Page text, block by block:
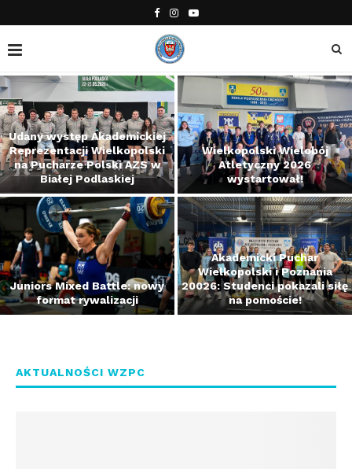
Udany występ Akademickiej
Reprezentacji Wielkopolski
na Pucharze Polski AZS w
Białej Podlaskiej
Wielkopolski Wielobój
Atletyczny 2026
wystartował!
Juniors Mixed Battle: nowy
format rywalizacji
Akademicki Puchar
Wielkopolski i Poznania
20026: Studenci pokazali siłę
na pomoście!
AKTUALNOŚCI WZPC